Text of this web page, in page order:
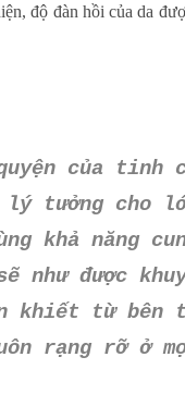
độ đàn hồi của da
của tinh
lý tưởng cho
khả năng
như được
khiết từ bên
rạng rỡ ở